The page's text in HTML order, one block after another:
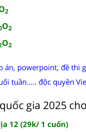
2
O2
O2
án, powerpoint, đề thi
tuần..... độc quyền
gia 2025
12 (29k/ 1 cuốn)